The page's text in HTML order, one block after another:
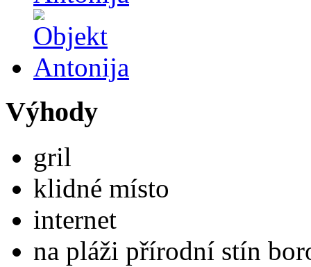
Výhody
gril
klidné místo
internet
na pláži přírodní stín